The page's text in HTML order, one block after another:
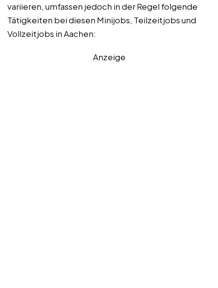
variieren, umfassen jedoch in der Regel folgende
Tätigkeiten bei diesen Minijobs, Teilzeitjobs und
Vollzeitjobs in Aachen:
Anzeige